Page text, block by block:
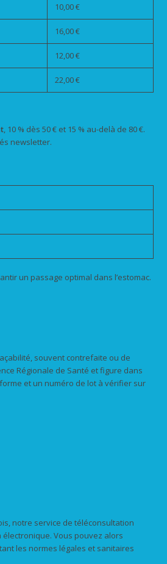
10,00 €
16,00 €
12,00 €
22,00 €
, 10 % dès 50 € et 15 % au-delà de 80 €.
newsletter.
un passage optimal dans l’estomac.
souvent contrefaite ou de
Régionale de Santé et figure dans
et un numéro de lot à vérifier sur
notre service de téléconsultation
Vous pouvez alors
les normes légales et sanitaires